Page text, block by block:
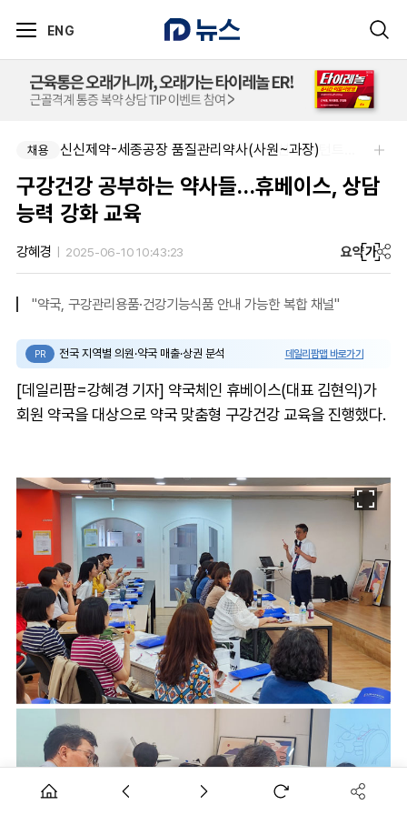
ENG
채용
채용 신신제약-세종공장 품질관리약사(사원~과장)
구강건강 공부하는 약사들…휴베이스, 상담
능력 강화 교육
강혜경 2025-06-10 10:43:23 요약가
"약국, 구강관리용품·건강기능식품 안내 가능한 복합 채널"
PR 전국 지역별 의원·약국 매출·상권 분석 데일리팜맵 바로가기
[데일리팜=강혜경 기자] 약국체인 휴베이스(대표 김현익)가
회원 약국을 대상으로 약국 맞춤형 구강건강 교육을 진행했다.